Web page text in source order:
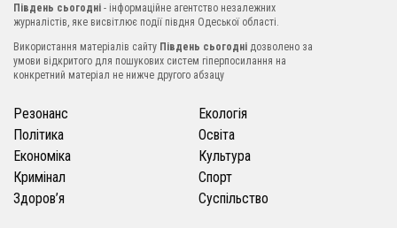
Південь сьогодні - інформаційне агентство незалежних
журналістів, яке висвітлює події півдня Одеської області.
Використання матеріалів сайту Південь сьогодні дозволено за
умови відкритого для пошукових систем гіперпосилання на
конкретний матеріал не нижче другого абзацу
Резонанс
Політика
Економіка
Кримінал
Здоров’я
Екологія
Освіта
Культура
Спорт
Суспільство